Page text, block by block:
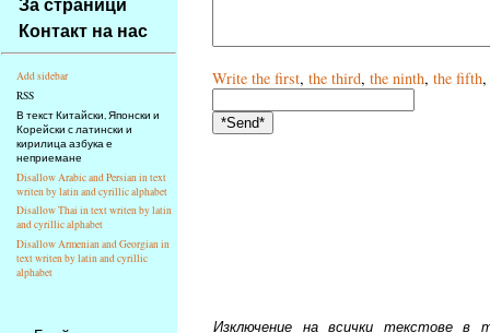
základní
Hlavní
strana
Контакт на нас
Add sidebar
RSS
В текст Китайски, Японски и
Корейски с латински и
кирилица азбука е
неприемане
Disallow Arabic and Persian in text
writen by latin and cyrillic alphabet
Disallow Thai in text writen by latin
and cyrillic alphabet
Disallow Armenian and Georgian in
text writen by latin and cyrillic
alphabet
Write the first, the third, the ninth, the fifth,
Изключение на всички текстове в